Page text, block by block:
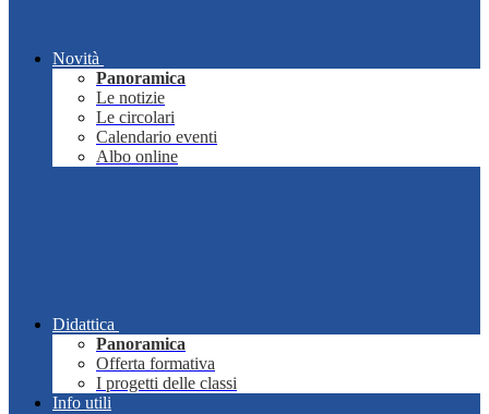
Novità
Panoramica
Le notizie
Le circolari
Calendario eventi
Albo online
Didattica
Panoramica
Offerta formativa
I progetti delle classi
Info utili